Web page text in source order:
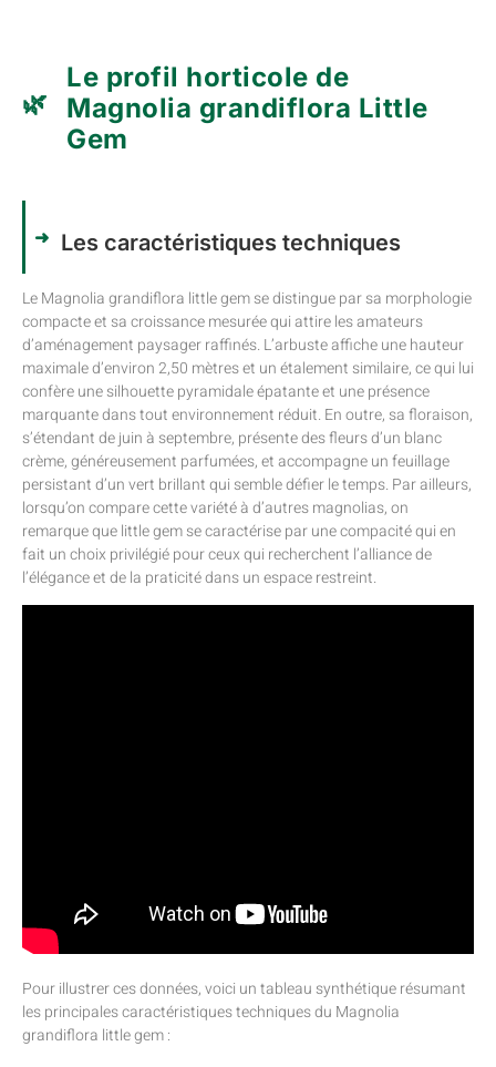
Le profil horticole de
Magnolia grandiflora Little
Gem
Les caractéristiques techniques
Le Magnolia grandiflora little gem se distingue par sa morphologie
compacte et sa croissance mesurée qui attire les amateurs
d’aménagement paysager raffinés. L’arbuste affiche une hauteur
maximale d’environ 2,50 mètres et un étalement similaire, ce qui lui
confère une silhouette pyramidale épatante et une présence
marquante dans tout environnement réduit. En outre, sa floraison,
s’étendant de juin à septembre, présente des fleurs d’un blanc
crème, généreusement parfumées, et accompagne un feuillage
persistant d’un vert brillant qui semble défier le temps. Par ailleurs,
lorsqu’on compare cette variété à d’autres magnolias, on
remarque que little gem se caractérise par une compacité qui en
fait un choix privilégié pour ceux qui recherchent l’alliance de
l’élégance et de la praticité dans un espace restreint.
Pour illustrer ces données, voici un tableau synthétique résumant
les principales caractéristiques techniques du Magnolia
grandiflora little gem :